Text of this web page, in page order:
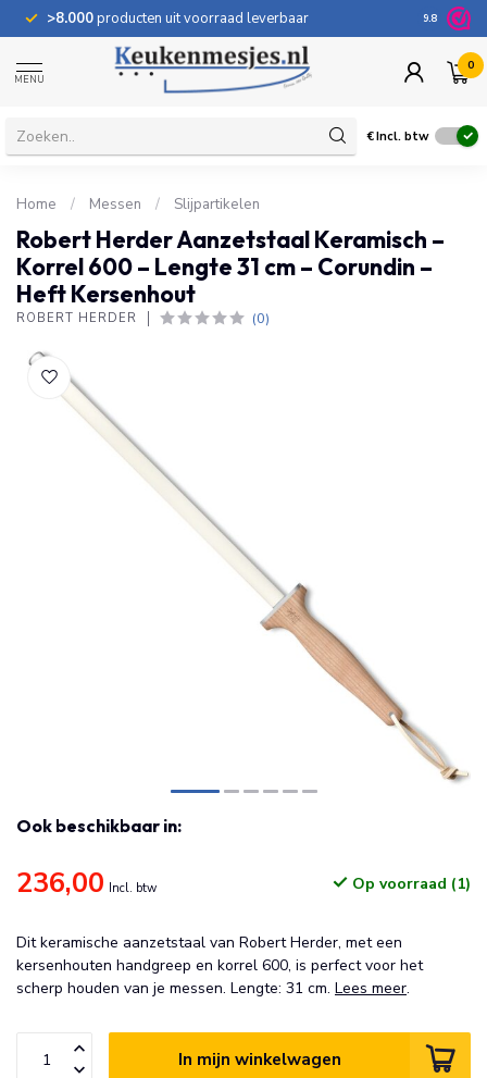
>8.000producten uit voorraad leverbaar 100
9.8
MENU
0
€Incl. btw
Home / Messen / Slijpartikelen
Robert Herder Aanzetstaal Keramisch –
Korrel 600 – Lengte 31 cm – Corundin –
Heft Kersenhout
ROBERT HERDER (0)
Ook beschikbaar in:
236,00 Incl. btw Op voorraad (1)
Dit keramische aanzetstaal van Robert Herder, met een
kersenhouten handgreep en korrel 600, is perfect voor het
scherp houden van je messen. Lengte: 31 cm. Lees meer.
In mijn winkelwagen